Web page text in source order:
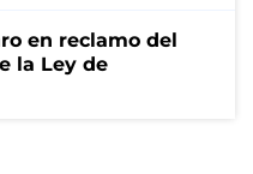
en reclamo del
la Ley de